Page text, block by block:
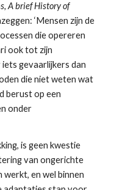
A brief History of
‘Mensen zijn de
die opereren
ook tot zijn
gevaarlijkers dan
die niet weten wat
berust op een
onder
is geen kwestie
van ongerichte
en wel binnen